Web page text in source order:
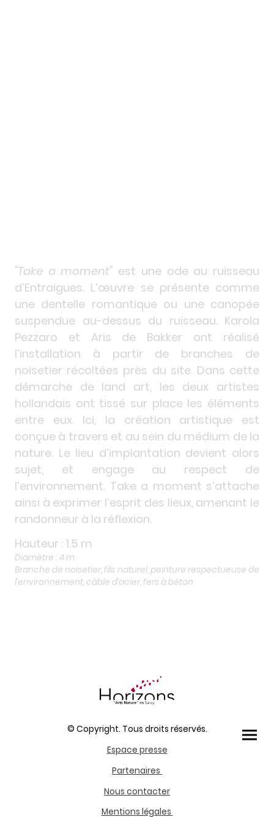
"Take a moment" est une ode au ruisseau
d’Entraigues. L’œuvre se présente comme
une dentelle romantique ou une canopée
suspendue au-dessus du ruisseau. Karola
Pezzaro et Aris de Bakker ont réalisé
l’installation à partir de branches de
noisetier récoltées près du site. Dans cette
démarche de land art, les deux artistes
hollandais ont tissé sur place les éléments
entre eux. Ici, la création artistique est
conçue à travers et au sein du médium de la
nature. Le lieu d’implantation devient alors
sujet, et engage au respect de
l’environnement. Take a moment s’attache
ainsi à exprimer l’esprit des lieux, amenant le
randonneur à la réflexion.
Hauteur : 1.5 m
Diamètre : 4 m
Branche de noisetier, fils naturel, peinture respectueuse de
l’environnement, câble d’acier, fers à béton
© Copyright. Tous droits réservés.
Espace presse
Partenaires
Nous contacter
Mentions légales